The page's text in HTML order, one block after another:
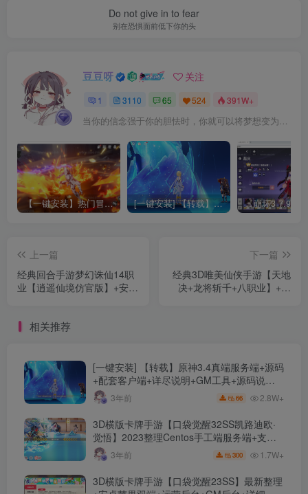
Do not give in to fear
别在恐惧面前低下你的头
豆豆呀 关注
1 3110 65 524 391W+
当你的信念强于你的胆怯时，你就可以将梦想变为现实了
【一键安装】热门冒险策略类游戏崩坏：星穹铁道全新2.3版本一键端+一键代理+一键启动+免虚拟机 [一键安装] 【转载】原神3.4真端服务端+源码+配套客户端+详尽说明+GM工具+源码说明文件
上一篇
经典回合手游梦幻诛仙14职
业【逍遥仙境仿官版】+安卓
下一篇
经典3D唯美仙侠手游【天地
决+龙将斩千+八职业】+多
相关推荐
[一键安装] 【转载】原神3.4真端服务端+源码
+配套客户端+详尽说明+GM工具+源码说明
文件3年前 66 2.8W+
3D横版卡牌手游【口袋觉醒32SS凯路迪欧·
觉悟】2023整理Centos手工端服务端+支付
对接+安卓苹果双端+运营后台+GM授权后台
+代理后台
3年前 300 1.7W+
3D横版卡牌手游【口袋觉醒23SS】最新整理